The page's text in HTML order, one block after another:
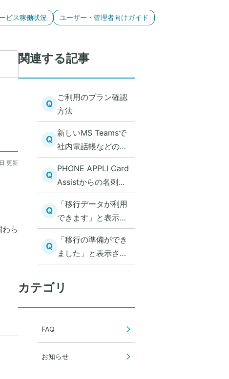
ビス稼働状況 ユーザー・管理者向けガイド
更新
ら
関連する記事
Q
ご利用のプラン確認
方法
Q
新しいMS Teamsで
社内電話帳などの更
新ができない
Q
PHONE APPLI Card
Assistからの名刺画
像のアップロードが
失敗する
Q
「移行データが利用
できます」と表示さ
れた
Q
「移行の準備ができ
ました」と表示され
た
カテゴリ
FAQ
お知らせ